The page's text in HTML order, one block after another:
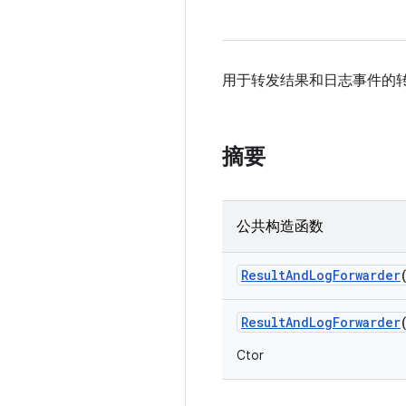
用于转发结果和日志事件的
摘要
公共构造函数
ResultAndLogForwarder
ResultAndLogForwarder
Ctor